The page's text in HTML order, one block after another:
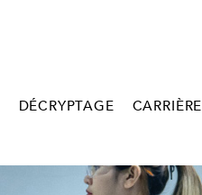
DÉCRYPTAGE CARRIÈRE